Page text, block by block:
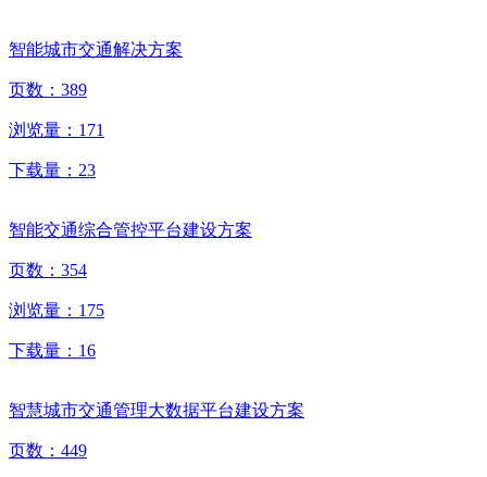
智能城市交通解决方案
页数： 389
浏览量： 171
下载量： 23
智能交通综合管控平台建设方案
页数： 354
浏览量： 175
下载量： 16
智慧城市交通管理大数据平台建设方案
页数： 449